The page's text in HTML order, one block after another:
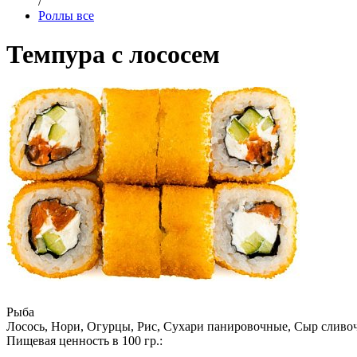
Роллы все
Темпура с лососем
Рыба
Лосось, Нори, Огурцы, Рис, Сухари панировочные, Сыр
Пищевая ценность в 100 гр.: